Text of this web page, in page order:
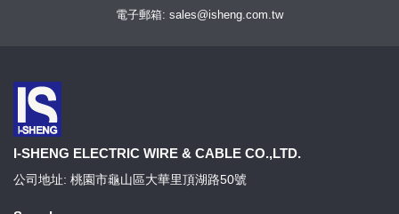
電子郵箱: sales@isheng.com.tw
I-SHENG ELECTRIC WIRE & CABLE CO.,LTD.
公司地址: 桃園市龜山區大華里頂湖路50號